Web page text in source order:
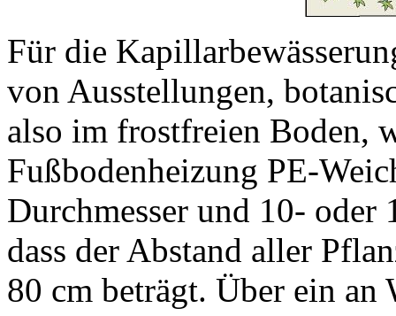
Für die
von Ausstellungen,
also im frostfreien Boden,
Fußbodenheizung PE-
Durchmesser und 10-
dass der Abstand aller
80 cm beträgt. Über ein an